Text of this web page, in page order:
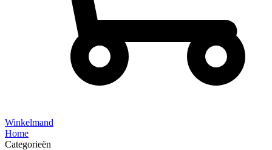
Winkelmand
Home
Categorieën